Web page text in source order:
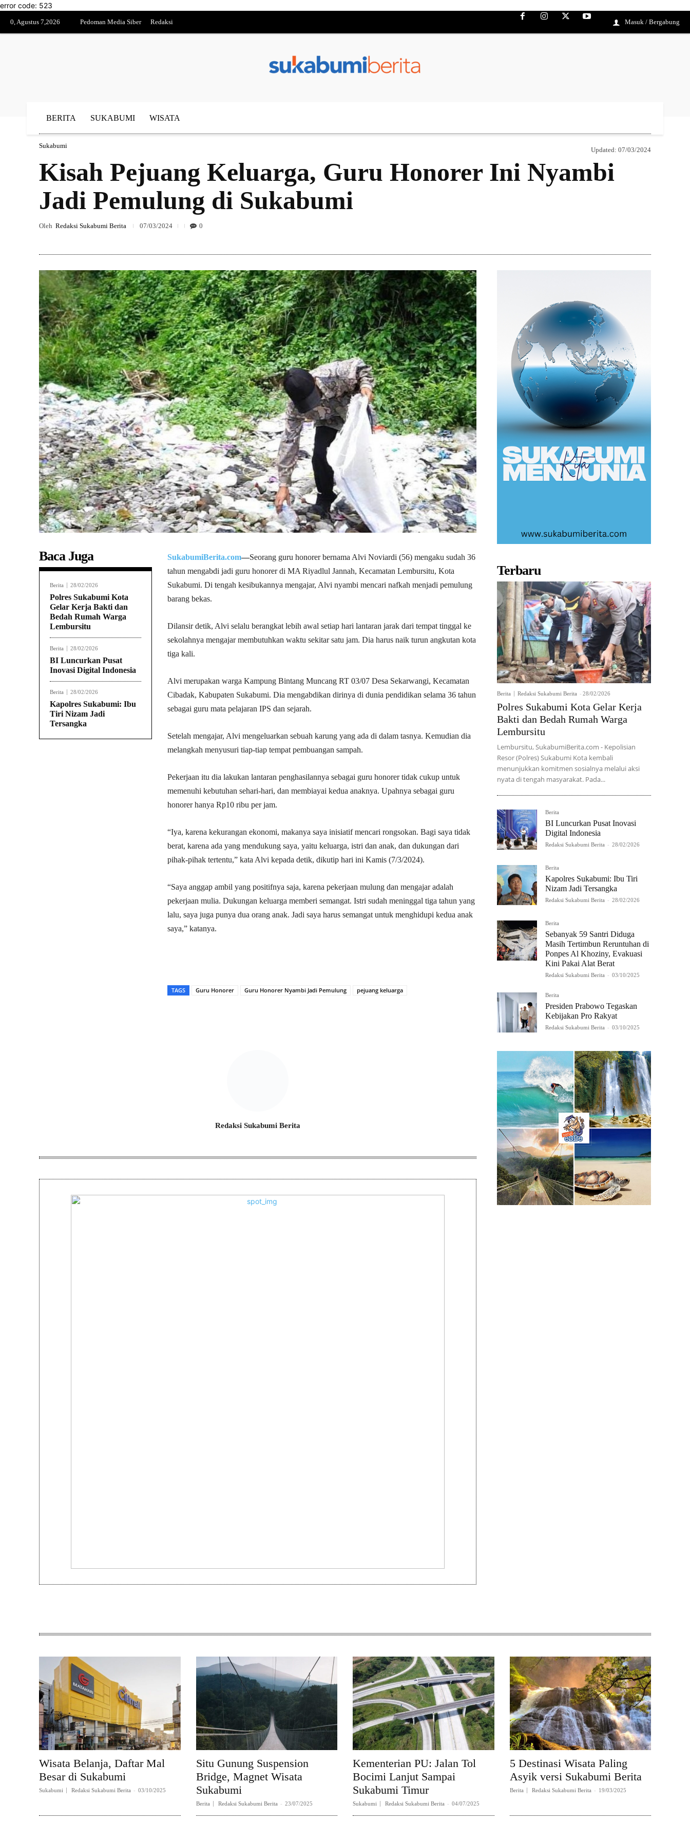
error code: 523
0, Agustus 7,2026 Pedoman Media Siber Redaksi Masuk / Bergabung
BERITA SUKABUMI WISATA
Sukabumi
Updated: 07/03/2024
Kisah Pejuang Keluarga, Guru Honorer Ini Nyambi
Jadi Pemulung di Sukabumi
Oleh Redaksi Sukabumi Berita 07/03/2024 0
Baca Juga
Berita 28/02/2026
Polres Sukabumi Kota
Gelar Kerja Bakti dan
Bedah Rumah Warga
Lembursitu
Berita 28/02/2026
BI Luncurkan Pusat
Inovasi Digital Indonesia
Berita 28/02/2026
Kapolres Sukabumi: Ibu
Tiri Nizam Jadi
Tersangka
SukabumiBerita.com—Seorang guru honorer bernama Alvi Noviardi (56) mengaku sudah 36
tahun mengabdi jadi guru honorer di MA Riyadlul Jannah, Kecamatan Lembursitu, Kota
Sukabumi. Di tengah kesibukannya mengajar, Alvi nyambi mencari nafkah menjadi pemulung
barang bekas.
Dilansir detik, Alvi selalu berangkat lebih awal setiap hari lantaran jarak dari tempat tinggal ke
sekolahnya mengajar membutuhkan waktu sekitar satu jam. Dia harus naik turun angkutan kota
tiga kali.
Alvi merupakan warga Kampung Bintang Muncang RT 03/07 Desa Sekarwangi, Kecamatan
Cibadak, Kabupaten Sukabumi. Dia mengabdikan dirinya di dunia pendidikan selama 36 tahun
sebagai guru mata pelajaran IPS dan sejarah.
Setelah mengajar, Alvi mengeluarkan sebuah karung yang ada di dalam tasnya. Kemudian dia
melangkah menyusuri tiap-tiap tempat pembuangan sampah.
Pekerjaan itu dia lakukan lantaran penghasilannya sebagai guru honorer tidak cukup untuk
memenuhi kebutuhan sehari-hari, dan membiayai kedua anaknya. Upahnya sebagai guru
honorer hanya Rp10 ribu per jam.
“Iya, karena kekurangan ekonomi, makanya saya inisiatif mencari rongsokan. Bagi saya tidak
berat, karena ada yang mendukung saya, yaitu keluarga, istri dan anak, dan dukungan dari
pihak-pihak tertentu,” kata Alvi kepada detik, dikutip hari ini Kamis (7/3/2024).
“Saya anggap ambil yang positifnya saja, karena pekerjaan mulung dan mengajar adalah
pekerjaan mulia. Dukungan keluarga memberi semangat. Istri sudah meninggal tiga tahun yang
lalu, saya juga punya dua orang anak. Jadi saya harus semangat untuk menghidupi kedua anak
saya,” katanya.
TAGS Guru Honorer Guru Honorer Nyambi Jadi Pemulung pejuang keluarga
Redaksi Sukabumi Berita
Terbaru
Berita Redaksi Sukabumi Berita - 28/02/2026
Polres Sukabumi Kota Gelar Kerja
Bakti dan Bedah Rumah Warga
Lembursitu
Lembursitu, SukabumiBerita.com - Kepolisian
Resor (Polres) Sukabumi Kota kembali
menunjukkan komitmen sosialnya melalui aksi
nyata di tengah masyarakat. Pada...
Berita
BI Luncurkan Pusat Inovasi
Digital Indonesia
Redaksi Sukabumi Berita - 28/02/2026
Berita
Kapolres Sukabumi: Ibu Tiri
Nizam Jadi Tersangka
Redaksi Sukabumi Berita - 28/02/2026
Berita
Sebanyak 59 Santri Diduga
Masih Tertimbun Reruntuhan di
Ponpes Al Khoziny, Evakuasi
Kini Pakai Alat Berat
Redaksi Sukabumi Berita - 03/10/2025
Berita
Presiden Prabowo Tegaskan
Kebijakan Pro Rakyat
Redaksi Sukabumi Berita - 03/10/2025
Wisata Belanja, Daftar Mal
Besar di Sukabumi
Sukabumi Redaksi Sukabumi Berita - 03/10/2025
Situ Gunung Suspension
Bridge, Magnet Wisata
Sukabumi
Berita Redaksi Sukabumi Berita - 23/07/2025
Kementerian PU: Jalan Tol
Bocimi Lanjut Sampai
Sukabumi Timur
Sukabumi Redaksi Sukabumi Berita - 04/07/2025
5 Destinasi Wisata Paling
Asyik versi Sukabumi Berita
Berita Redaksi Sukabumi Berita - 19/03/2025